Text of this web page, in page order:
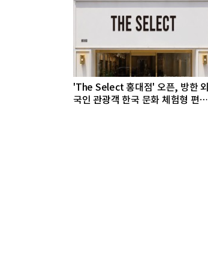
'The Select 홍대점' 오픈, 방한 외
국인 관광객 한국 문화 체험형 편집